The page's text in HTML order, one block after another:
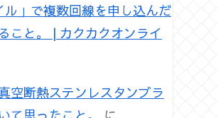
ル」で複数回線を申し込んだ
こと。 | カクカクオンライ
空断熱ステンレスタンブラ